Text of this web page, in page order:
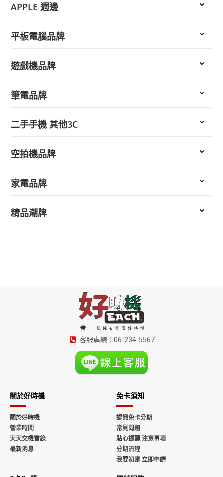
APPLE 週邊
平板電腦品牌
遊戲機品牌
筆電品牌
二手手機 其他3C
空拍機品牌
家電品牌
精品潮牌
客服專線：06-234-5567
關於好時機
關於好時機
營業時間
天天交機實錄
最新消息
免卡須知
認識免卡分期
常見問題
貼心提醒 注意事項
分期流程
我要初審 立即申請